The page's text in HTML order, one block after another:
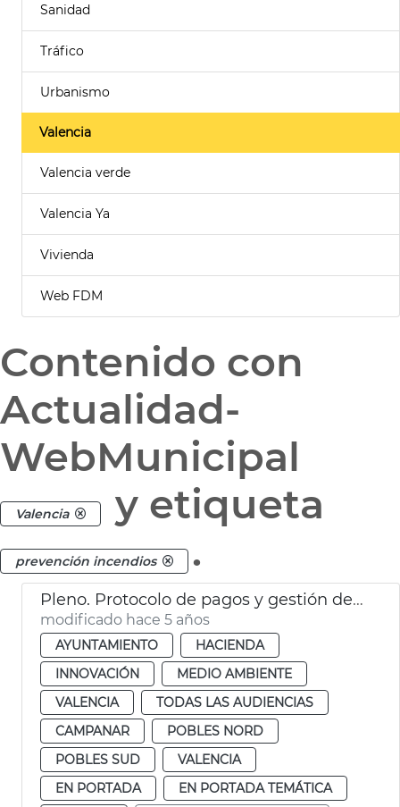
Sanidad
Tráfico
Urbanismo
Valencia
Valencia verde
Valencia Ya
Vivienda
Web FDM
Contenido con
Actualidad-
WebMunicipal
Valencia y etiqueta
prevención incendios .
Pleno. Protocolo de pagos y gestión de proveedores
modificado hace 5 años
AYUNTAMIENTO
HACIENDA
INNOVACIÓN
MEDIO AMBIENTE
VALENCIA
TODAS LAS AUDIENCIAS
CAMPANAR
POBLES NORD
POBLES SUD
VALENCIA
EN PORTADA
EN PORTADA TEMÁTICA